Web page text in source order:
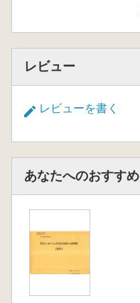
レビュー
レビューを書く
あなたへのおすすめ